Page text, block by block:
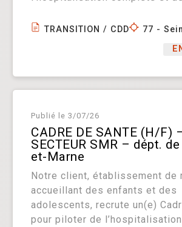
TRANSITION / CDD
77 -
Publié le 3/07/26
CADRE DE SANTE (H/F)
SECTEUR SMR – dépt.
et-Marne
Notre client, établissement de
accueillant des enfants et des
adolescents, recrute un(e)
pour piloter de